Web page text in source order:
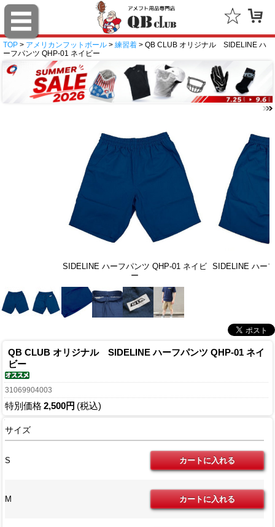
TOP > アメリカンフットボール > 練習着 > QB CLUB オリジナル SIDELINE ハ
ーフパンツ QHP-01 ネイビー
SIDELINE ハーフパンツ QHP-01 ネイビ
ー
SIDELINE ハー
QB CLUB オリジナル SIDELINE ハーフパンツ QHP-01 ネイ
ビー
31069904003
特別価格 2,500円 (税込)
サイズ
S
M